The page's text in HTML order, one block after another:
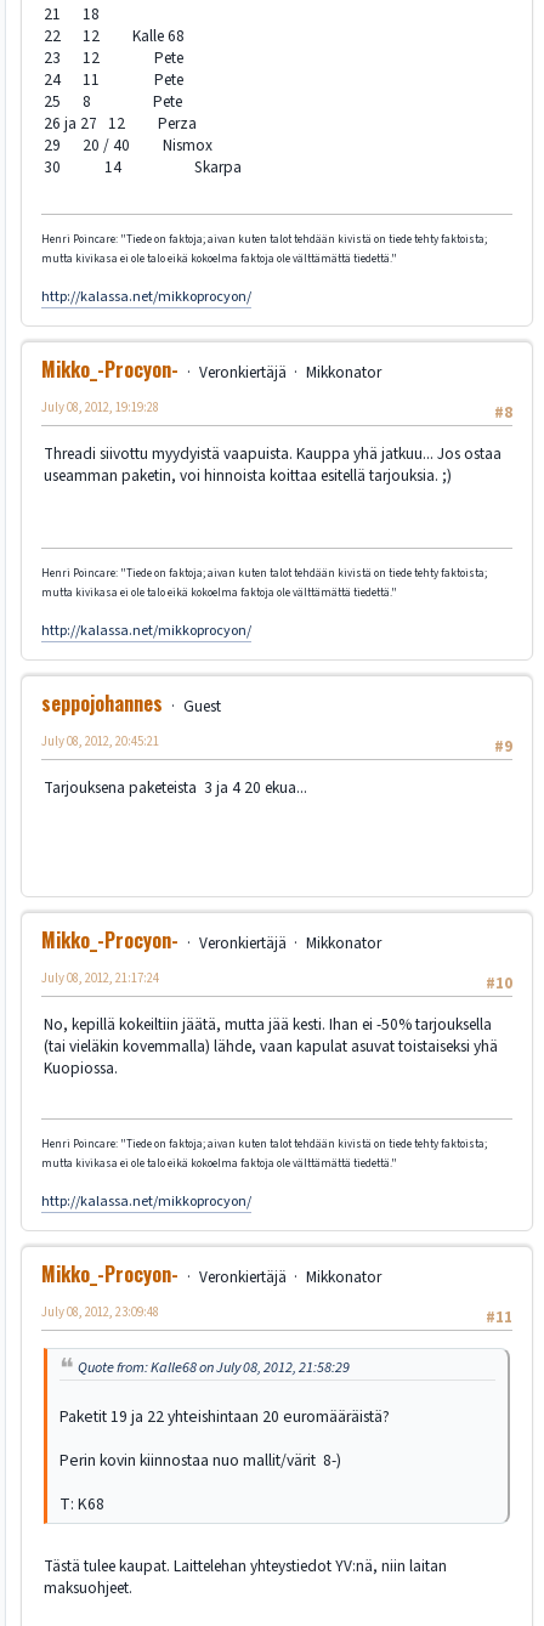
21 18
22 12 Kalle 68
23 12 Pete
24 11 Pete
25 8 Pete
26 ja 27 12 Perza
29 20 / 40 Nismox
30 14 Skarpa
Henri Poincare: "Tiede on faktoja; aivan kuten talot tehdään kivistä on tiede tehty faktoista;
mutta kivikasa ei ole talo eikä kokoelma faktoja ole välttämättä tiedettä."
http://kalassa.net/mikkoprocyon/
Mikko_-Procyon- Veronkiertäjä
Mikkonator
#8
July 08, 2012, 19:19:28
Threadi siivottu myydyistä vaapuista. Kauppa yhä jatkuu... Jos ostaa
useamman paketin, voi hinnoista koittaa esitellä tarjouksia. ;)
Henri Poincare: "Tiede on faktoja; aivan kuten talot tehdään kivistä on tiede tehty faktoista;
mutta kivikasa ei ole talo eikä kokoelma faktoja ole välttämättä tiedettä."
http://kalassa.net/mikkoprocyon/
seppojohannes
Guest
#9
July 08, 2012, 20:45:21
Tarjouksena paketeista 3 ja 4 20 ekua...
Mikko_-Procyon- Veronkiertäjä
Mikkonator
#10
July 08, 2012, 21:17:24
No, kepillä kokeiltiin jäätä, mutta jää kesti. Ihan ei -50% tarjouksella
(tai vieläkin kovemmalla) lähde, vaan kapulat asuvat toistaiseksi yhä
Kuopiossa.
Henri Poincare: "Tiede on faktoja; aivan kuten talot tehdään kivistä on tiede tehty faktoista;
mutta kivikasa ei ole talo eikä kokoelma faktoja ole välttämättä tiedettä."
http://kalassa.net/mikkoprocyon/
Mikko_-Procyon- Veronkiertäjä
Mikkonator
#11
July 08, 2012, 23:09:48
Quote from: Kalle68 on July 08, 2012, 21:58:29
Paketit 19 ja 22 yhteishintaan 20 euromääräistä?
Perin kovin kiinnostaa nuo mallit/värit 8-)
T: K68
Tästä tulee kaupat. Laittelehan yhteystiedot YV:nä, niin laitan
maksuohjeet.